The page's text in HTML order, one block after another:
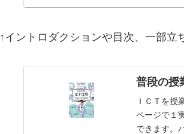
↑イントロダクションや目次、一部立
普段の授
ＩＣＴを授
ページで１
できます。